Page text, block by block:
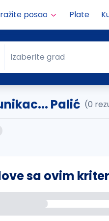
posao Plate
Grad
Izaberite grad
Palić (0
sa ovim